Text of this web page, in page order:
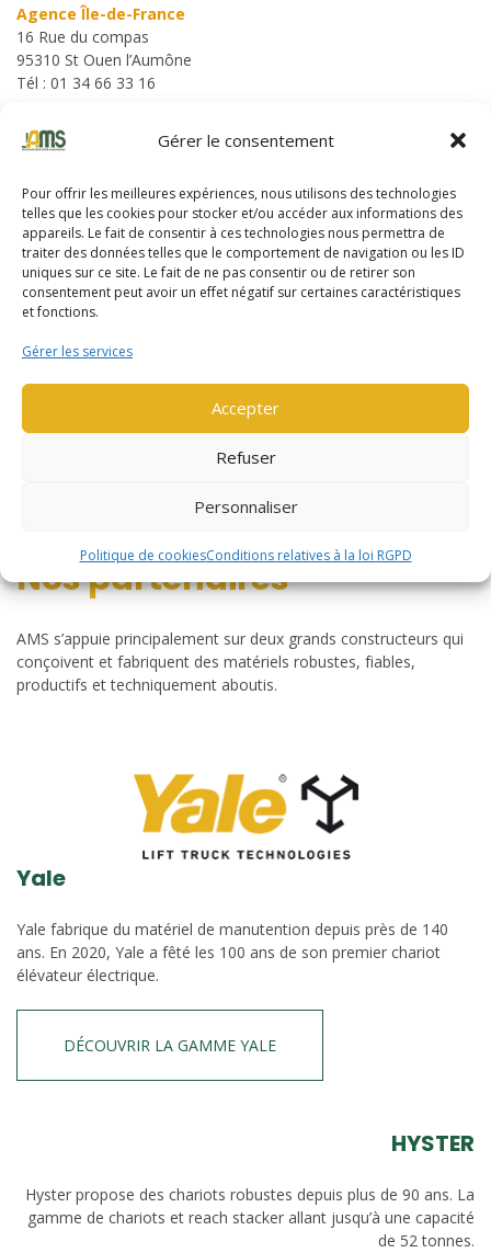
Gérer le consentement
Pour offrir les meilleures expériences, nous utilisons des technologies
telles que les cookies pour stocker et/ou accéder aux informations des
appareils. Le fait de consentir à ces technologies nous permettra de
traiter des données telles que le comportement de navigation ou les ID
uniques sur ce site. Le fait de ne pas consentir ou de retirer son
consentement peut avoir un effet négatif sur certaines caractéristiques
et fonctions.
Gérer les services
Accepter
Refuser
Personnaliser
Politique de cookiesConditions relatives à la loi RGPD
Agence Île-de-France
16 Rue du compas
95310 St Ouen l’Aumône
Tél : 01 34 66 33 16
Cliquez sur « J’accepte » pour activer
Google maps
Politique de cookies
Nos partenaires
AMS s’appuie principalement sur deux grands constructeurs qui
conçoivent et fabriquent des matériels robustes, fiables,
productifs et techniquement aboutis.
Yale
Yale fabrique du matériel de manutention depuis près de 140
ans. En 2020, Yale a fêté les 100 ans de son premier chariot
élévateur électrique.
DÉCOUVRIR LA GAMME YALE
HYSTER
Hyster propose des chariots robustes depuis plus de 90 ans. La
gamme de chariots et reach stacker allant jusqu’à une capacité
de 52 tonnes.